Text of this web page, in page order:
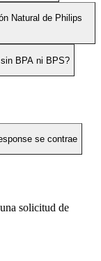
Natural de Philips
BPA ni BPS?
se contrae
solicitud de